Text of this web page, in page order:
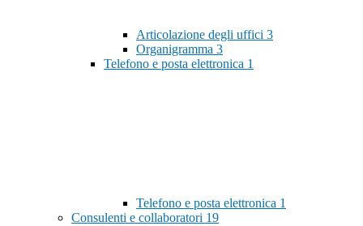
Articolazione degli uffici 3
Organigramma 3
Telefono e posta elettronica 1
Telefono e posta elettronica 1
Consulenti e collaboratori 19